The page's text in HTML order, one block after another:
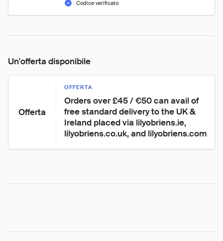
Codice verificato
Un'offerta disponibile
Offerta
OFFERTA
Orders over £45 / €50 can avail of
free standard delivery to the UK &
Ireland placed via lilyobriens.ie,
lilyobriens.co.uk, and lilyobriens.com